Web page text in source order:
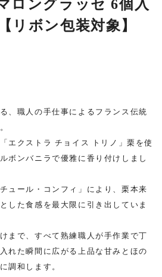
ロングラッセ 6個入
リボン包装対象】
、職人の手仕事によるフランス伝統
エクストラ チョイス トリノ」栗を使
ボンバニラで優雅に香り付けしまし
ュール・コンフィ」により、栗本来
した食感を最大限に引き出していま
まで、すべて熟練職人が手作業で丁
れた瞬間に広がる上品な甘みとほの
調和します。